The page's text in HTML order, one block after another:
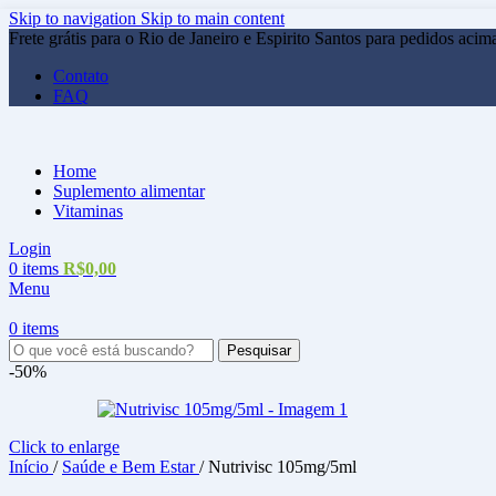
Skip to navigation Skip to main content
Frete grátis para o Rio de Janeiro e Espirito Santos para pedidos
Contato
FAQ
Home
Suplemento alimentar
Vitaminas
Login
0 items R$0,00
Menu
0 items
Pesquisar
-50%
Click to enlarge
Início / Saúde e Bem Estar/ Nutrivisc 105mg/5ml